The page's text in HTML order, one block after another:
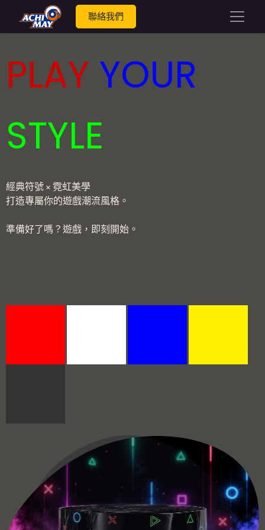
聯絡我們
PLAY YOUR
STYLE
經典符號 × 霓虹美學
打造專屬你的遊戲潮流風格。
準備好了嗎？遊戲，即刻開始。